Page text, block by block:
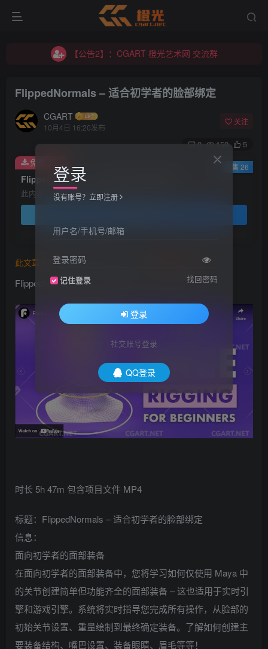
【公告2】：CGART 橙光艺术网 交流群
【公告2】：CGART 橙光艺术网 交流群
FlippedNormals – 适合初学者的脸部绑定
CGART
10月4日 16:20发布
关注
0 150 5
FlippedNormals – 适合初学者的脸部绑定
此内容为免费资源，请登录后查看
免费资源 已售 26
此文章由 橙光艺术网(www.cgart.net)
FlippedNormals – Face Rigging for Beginners
时长 5h 47m 包含项目文件 MP4
标题：FlippedNormals – 适合初学者的脸部绑定
信息：
面向初学者的面部装备
在面向初学者的面部装备中，您将学习如何仅使用 Maya 中
的关节创建简单但功能齐全的面部装备 – 这也适用于实时引
擎和游戏引擎。系统将实时指导您完成所有操作，从脸部的
初始关节设置、重量绘制到最终确定装备。了解如何创建主
要装备结构、嘴巴设置、装备眼睛、眉毛等等！
登录
没有账号？立即注册
用户名/手机号/邮箱
登录密码
记住登录 找回密码
登录
社交账号登录
QQ登录